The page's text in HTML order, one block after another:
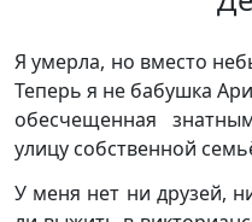
Я умерла, но вместо
Теперь я не бабушка
обесчещенная
улицу собственной
У меня нет ни друзей,